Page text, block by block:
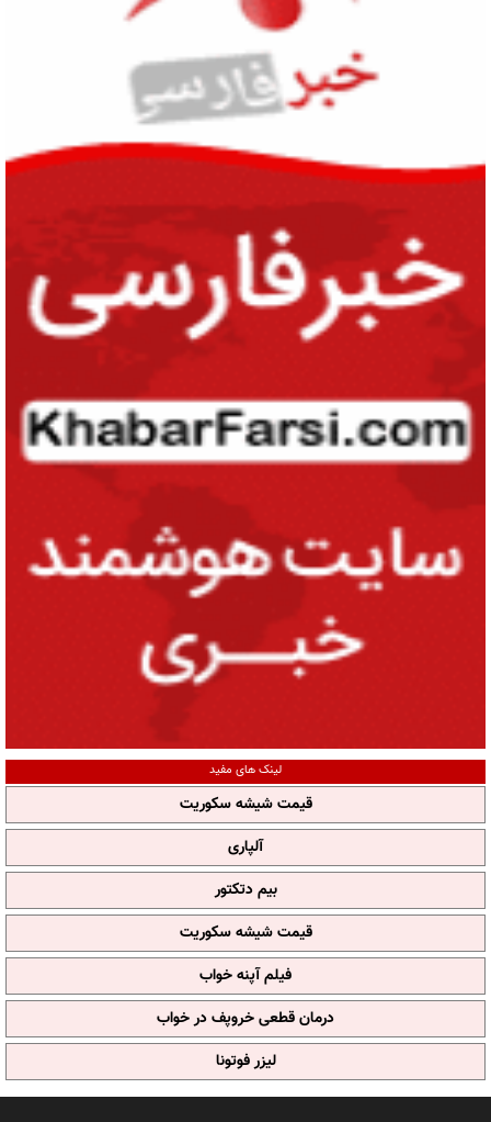
لینک های مفید
قیمت شیشه سکوریت
آلپاری
بیم دتکتور
قیمت شیشه سکوریت
فیلم آپنه خواب
درمان قطعی خروپف در خواب
لیزر فوتونا